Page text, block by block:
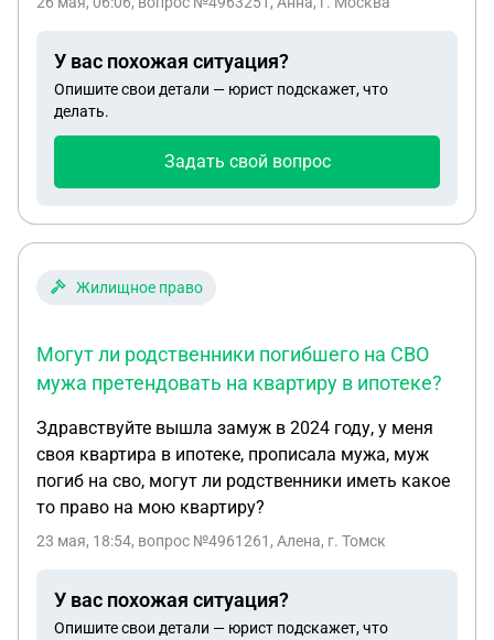
работать, хотя в штате есть фармацевты, просто
ли у меня какие-то права? Законен ли отказ?
У вас похожая ситуация?
Опишите свои детали — юрист подскажет, что
делать.
Задать свой вопрос
Жилищное право
Могут ли родственники погибшего на СВО
мужа претендовать на квартиру в ипотеке?
Здравствуйте вышла замуж в 2024 году, у меня
своя квартира в ипотеке, прописала мужа, муж
погиб на сво, могут ли родственники иметь какое
то право на мою квартиру?
23 мая, 18:54, вопрос №4961261, Алена, г. Томск
У вас похожая ситуация?
Опишите свои детали — юрист подскажет, что